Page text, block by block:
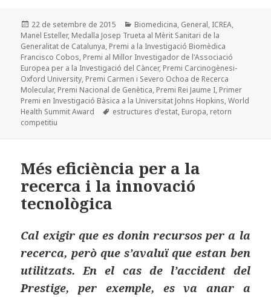
c
e
b
o
o
k
to
d
o
n
ai
l p
a
rt
ei
x
Publicat
el
22 de setembre de 2015 Categories
Biomedicina, General, ICREA,
Manel Esteller, Medalla Josep Trueta al Mèrit Sanitari de la
Generalitat de Catalunya, Premi a la Investigació Biomèdica
Francisco Cobos, Premi al Millor Investigador de l'Associació
Europea per a la Investigació del Càncer, Premi Carcinogènesi-
Oxford University, Premi Carmen i Severo Ochoa de Recerca
Molecular, Premi Nacional de Genètica, Premi Rei Jaume I, Primer
Premi en Investigació Bàsica a la Universitat Johns Hopkins,World
Health Summit Award
Etiquetes
estructures d'estat, Europa, retorn
competitiu
Més eficiència per a la
recerca i la innovació
tecnològica
Cal exigir que es donin recursos per a la
recerca, però que s’avaluï que estan ben
utilitzats. En el cas de l’accident del
Prestige, per exemple, es va anar a